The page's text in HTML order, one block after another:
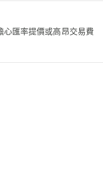
心匯率提價或高昂交易費